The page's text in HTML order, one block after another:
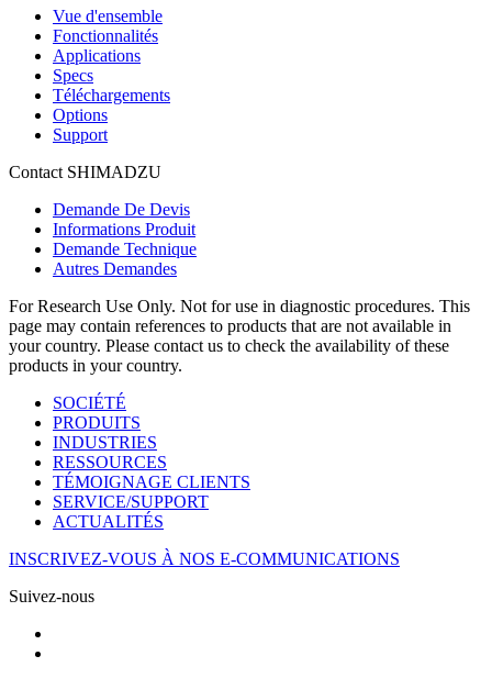
Vue d'ensemble
Fonctionnalités
Applications
Specs
Téléchargements
Options
Support
Contact SHIMADZU
Demande De Devis
Informations Produit
Demande Technique
Autres Demandes
For Research Use Only. Not for use in diagnostic procedures. This
page may contain references to products that are not available in
your country. Please contact us to check the availability of these
products in your country.
SOCIÉTÉ
PRODUITS
INDUSTRIES
RESSOURCES
TÉMOIGNAGE CLIENTS
SERVICE/SUPPORT
ACTUALITÉS
INSCRIVEZ-VOUS À NOS E-COMMUNICATIONS
Suivez-nous